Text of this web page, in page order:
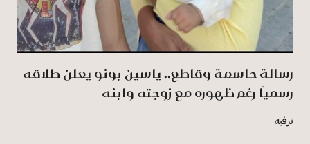
رسالة حاسمة وقاطع.. ياسين بونو يعلن طلاقه
رسميًا رغم ظهوره مع زوجته وابنه
ترفيه